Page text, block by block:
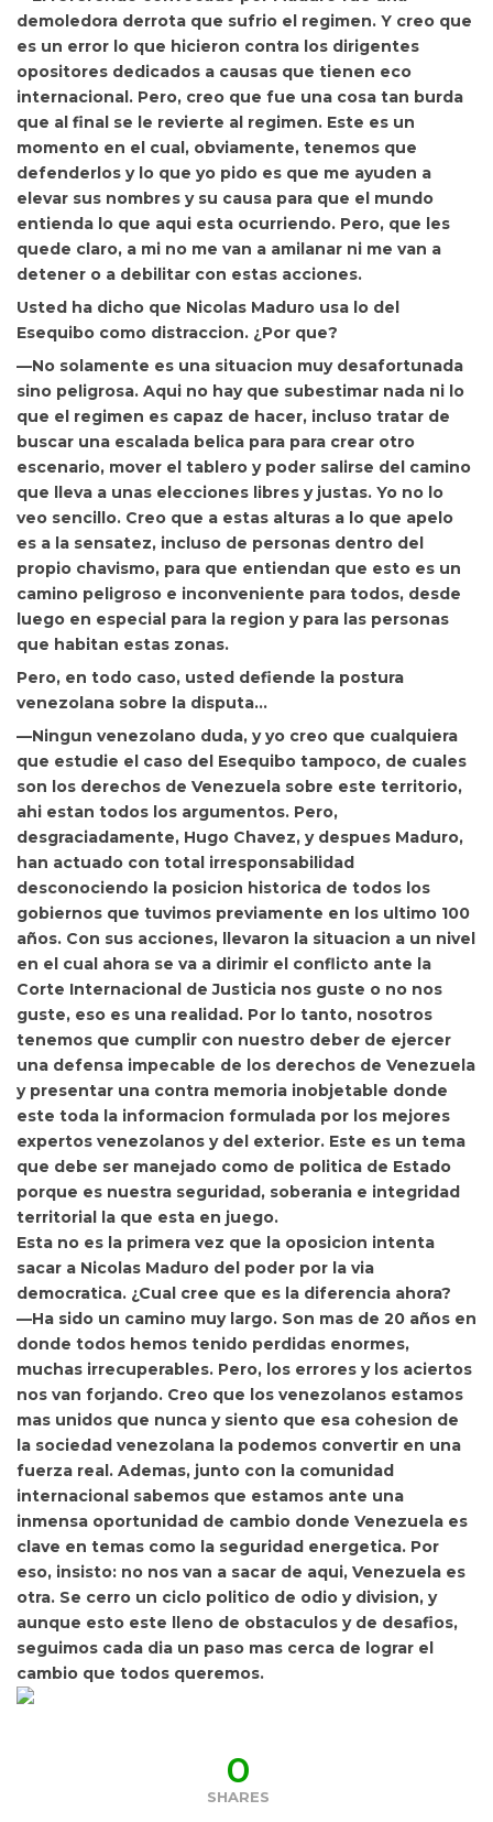
demoledora derrota que sufrio el regimen. Y creo que
es un error lo que hicieron contra los dirigentes
opositores dedicados a causas que tienen eco
internacional. Pero, creo que fue una cosa tan burda
que al final se le revierte al regimen. Este es un
momento en el cual, obviamente, tenemos que
defenderlos y lo que yo pido es que me ayuden a
elevar sus nombres y su causa para que el mundo
entienda lo que aqui esta ocurriendo. Pero, que les
quede claro, a mi no me van a amilanar ni me van a
detener o a debilitar con estas acciones.
Usted ha dicho que Nicolas Maduro usa lo del
Esequibo como distraccion. ¿Por que?
—No solamente es una situacion muy desafortunada
sino peligrosa. Aqui no hay que subestimar nada ni lo
que el regimen es capaz de hacer, incluso tratar de
buscar una escalada belica para para crear otro
escenario, mover el tablero y poder salirse del camino
que lleva a unas elecciones libres y justas. Yo no lo
veo sencillo. Creo que a estas alturas a lo que apelo
es a la sensatez, incluso de personas dentro del
propio chavismo, para que entiendan que esto es un
camino peligroso e inconveniente para todos, desde
luego en especial para la region y para las personas
que habitan estas zonas.
Pero, en todo caso, usted defiende la postura
venezolana sobre la disputa…
—Ningun venezolano duda, y yo creo que cualquiera
que estudie el caso del Esequibo tampoco, de cuales
son los derechos de Venezuela sobre este territorio,
ahi estan todos los argumentos. Pero,
desgraciadamente, Hugo Chavez, y despues Maduro,
han actuado con total irresponsabilidad
desconociendo la posicion historica de todos los
gobiernos que tuvimos previamente en los ultimo 100
años. Con sus acciones, llevaron la situacion a un nivel
en el cual ahora se va a dirimir el conflicto ante la
Corte Internacional de Justicia nos guste o no nos
guste, eso es una realidad. Por lo tanto, nosotros
tenemos que cumplir con nuestro deber de ejercer
una defensa impecable de los derechos de Venezuela
y presentar una contra memoria inobjetable donde
este toda la informacion formulada por los mejores
expertos venezolanos y del exterior. Este es un tema
que debe ser manejado como de politica de Estado
porque es nuestra seguridad, soberania e integridad
territorial la que esta en juego.
Esta no es la primera vez que la oposicion intenta
sacar a Nicolas Maduro del poder por la via
democratica. ¿Cual cree que es la diferencia ahora?
—Ha sido un camino muy largo. Son mas de 20 años en
donde todos hemos tenido perdidas enormes,
muchas irrecuperables. Pero, los errores y los aciertos
nos van forjando. Creo que los venezolanos estamos
mas unidos que nunca y siento que esa cohesion de
la sociedad venezolana la podemos convertir en una
fuerza real. Ademas, junto con la comunidad
internacional sabemos que estamos ante una
inmensa oportunidad de cambio donde Venezuela es
clave en temas como la seguridad energetica. Por
eso, insisto: no nos van a sacar de aqui, Venezuela es
otra. Se cerro un ciclo politico de odio y division, y
aunque esto este lleno de obstaculos y de desafios,
seguimos cada dia un paso mas cerca de lograr el
cambio que todos queremos.
0
SHARES